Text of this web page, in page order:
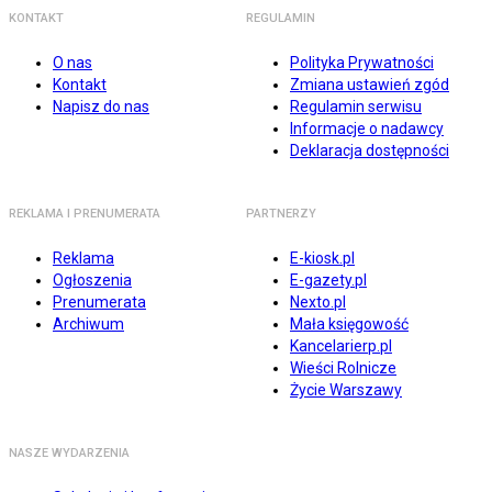
KONTAKT
O nas
Kontakt
Napisz do nas
REGULAMIN
Polityka Prywatności
Zmiana ustawień zgód
Regulamin serwisu
Informacje o nadawcy
Deklaracja dostępności
REKLAMA I PRENUMERATA
Reklama
Ogłoszenia
Prenumerata
Archiwum
PARTNERZY
E-kiosk.pl
E-gazety.pl
Nexto.pl
Mała księgowość
Kancelarierp.pl
Wieści Rolnicze
Życie Warszawy
NASZE WYDARZENIA